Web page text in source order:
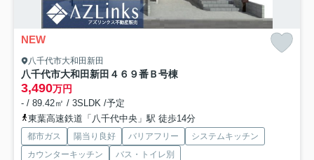
NEW
八千代市大和田新田
八千代市大和田新田４６９番Ｂ号棟
3,490万円
- / 89.42㎡ / 3SLDK /予定
東葉高速鉄道「八千代中央」駅 徒歩14分
都市ガス 陽当り良好 バリアフリー
システムキッチン
カウンターキッチン
バス・トイレ別